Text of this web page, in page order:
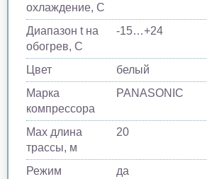
охлаждение, С
Диапазон t на
обогрев, С
-15…+24
Цвет
белый
Марка
компрессора
PANASONIC
Max длина
трассы, м
20
Режим
да